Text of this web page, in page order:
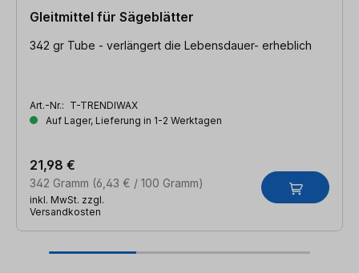
Gleitmittel für Sägeblätter
342 gr Tube - verlängert die Lebensdauer- erheblich
Art.-Nr.: T-TRENDIWAX
Auf Lager, Lieferung in 1-2 Werktagen
342 Gramm (6,43 € / 100 Gramm)
21,98 €
inkl. MwSt. zzgl.
Versandkosten